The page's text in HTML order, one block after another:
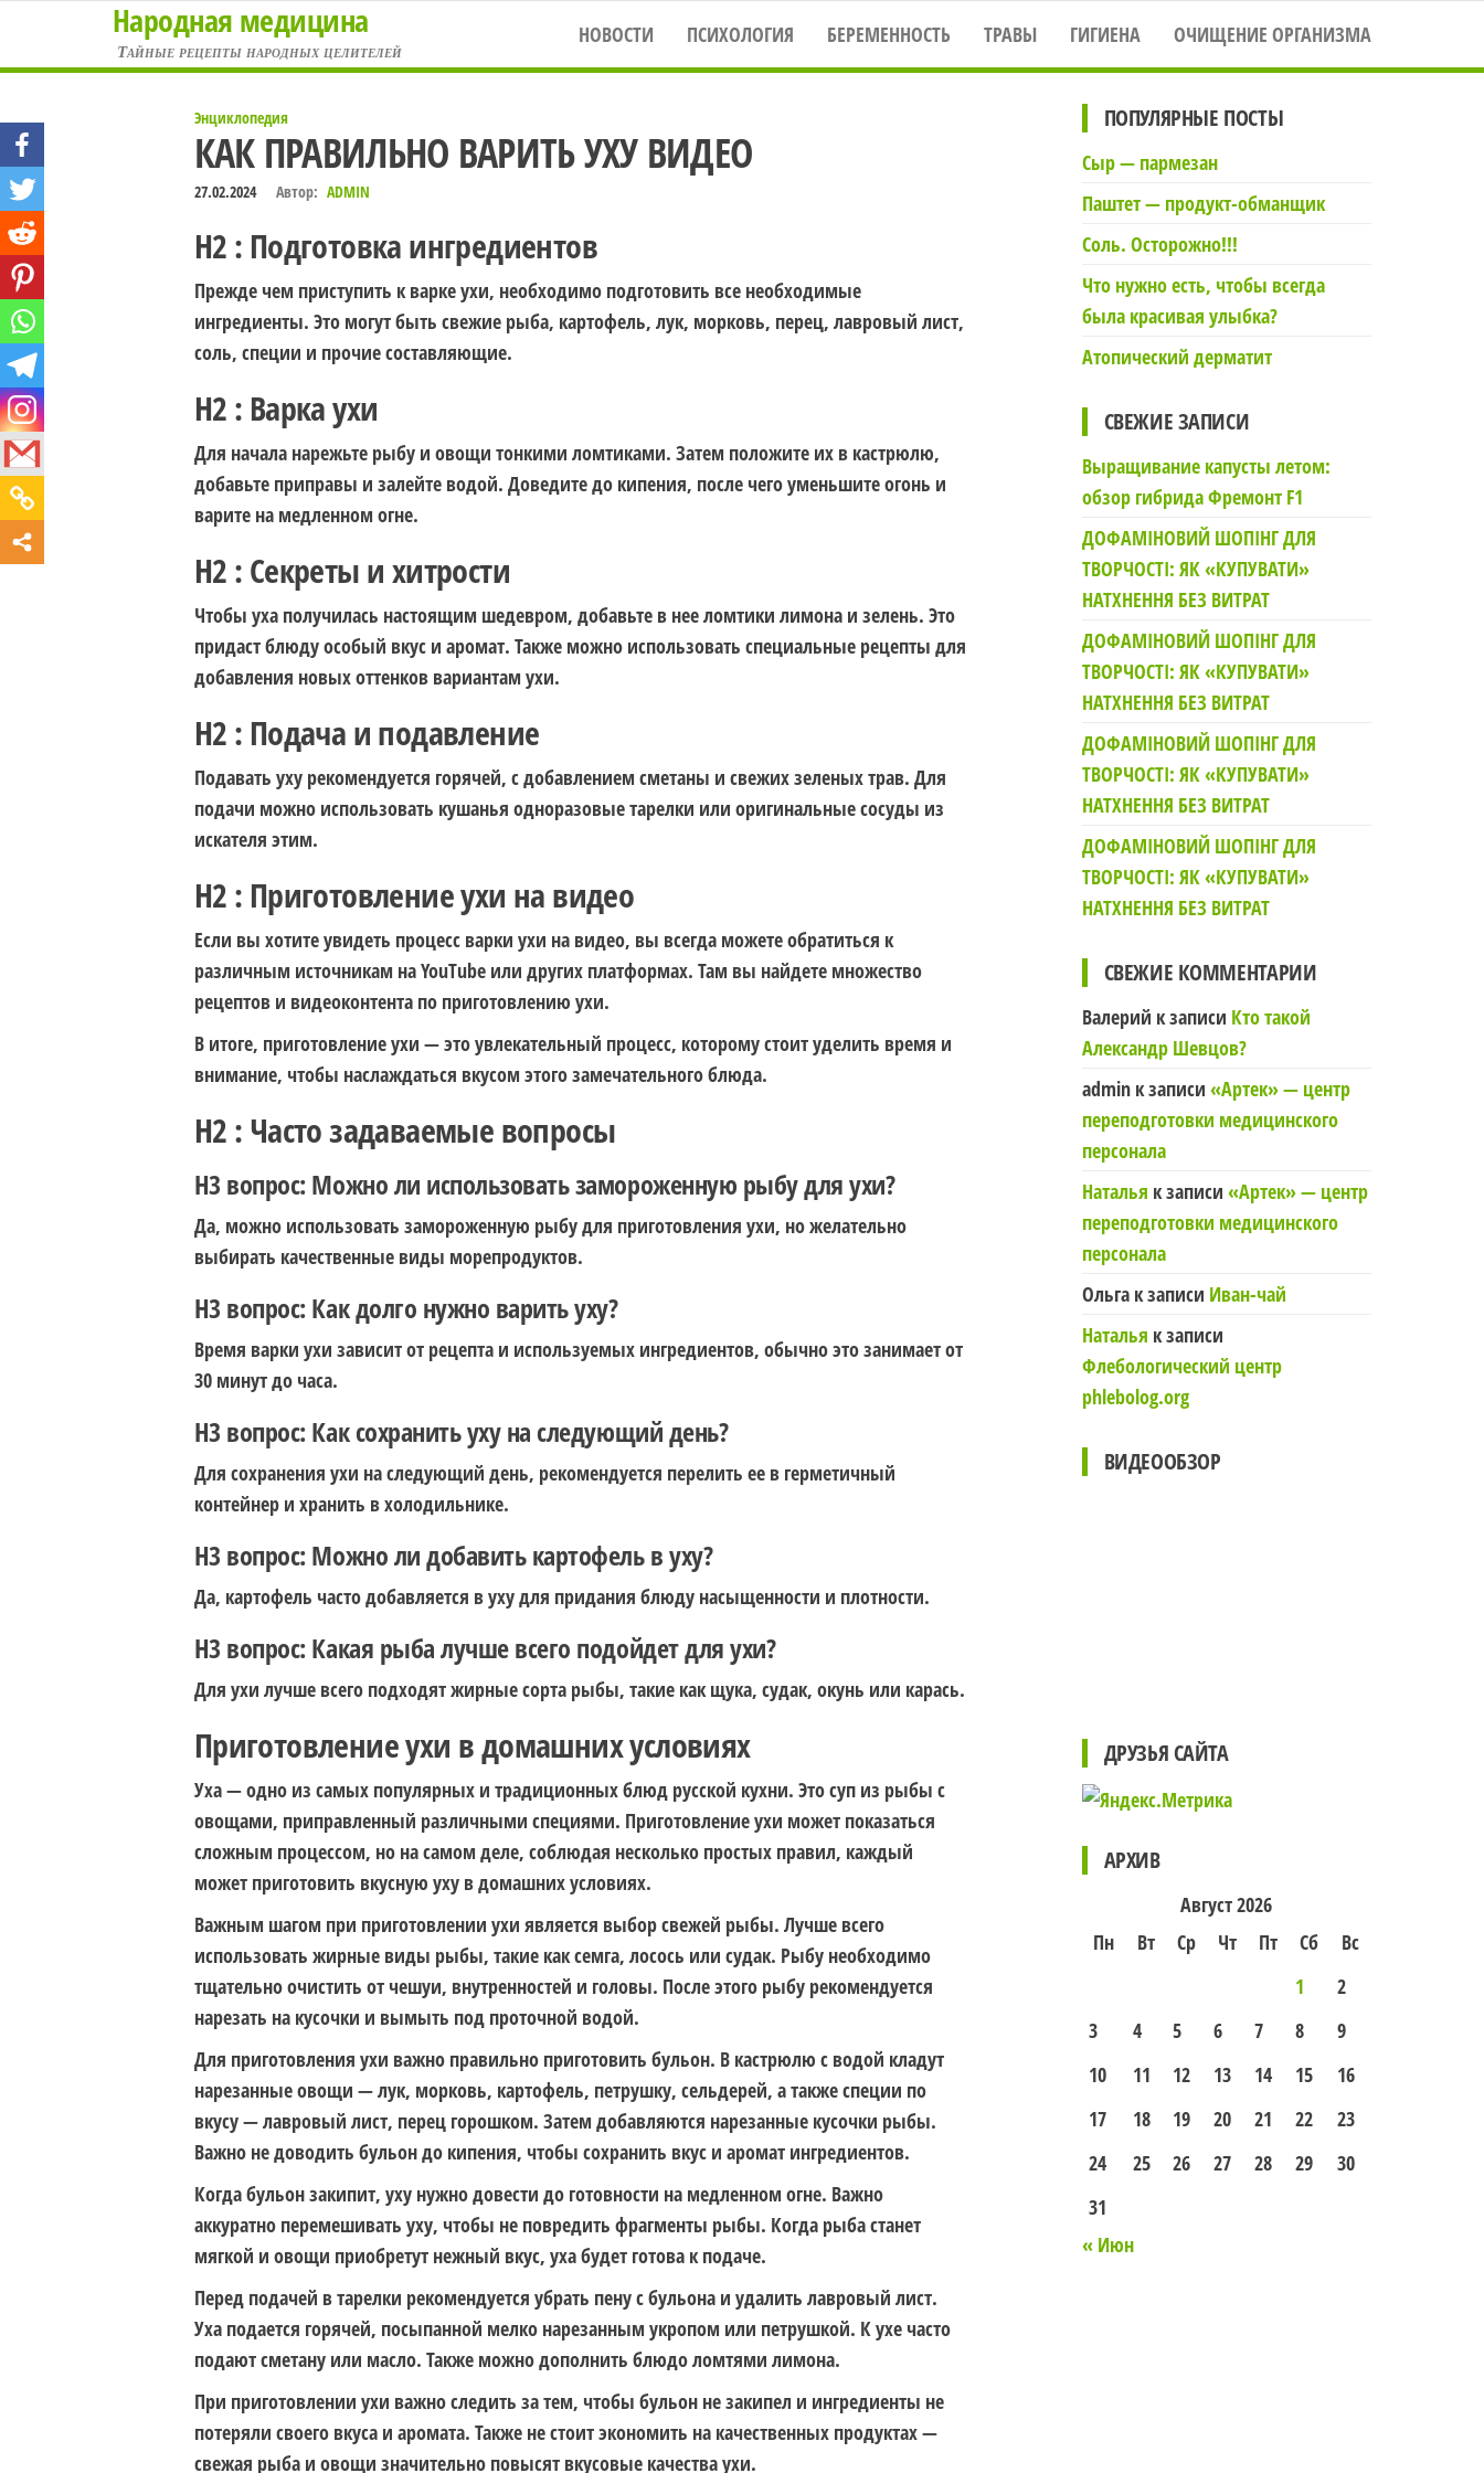
содержимому
Народная медицина
Тайные рецепты народных целителей
НОВОСТИ ПСИХОЛОГИЯ БЕРЕМЕННОСТЬ ТРАВЫ ГИГИЕНА ОЧИЩЕНИЕ ОРГАНИЗМА
Энциклопедия
КАК ПРАВИЛЬНО ВАРИТЬ УХУ ВИДЕО
27.02.2024 Автор: ADMIN
H2 : Подготовка ингредиентов
Прежде чем приступить к варке ухи, необходимо подготовить все необходимые
ингредиенты. Это могут быть свежие рыба, картофель, лук, морковь, перец, лавровый лист,
соль, специи и прочие составляющие.
H2 : Варка ухи
Для начала нарежьте рыбу и овощи тонкими ломтиками. Затем положите их в кастрюлю,
добавьте приправы и залейте водой. Доведите до кипения, после чего уменьшите огонь и
варите на медленном огне.
H2 : Секреты и хитрости
Чтобы уха получилась настоящим шедевром, добавьте в нее ломтики лимона и зелень. Это
придаст блюду особый вкус и аромат. Также можно использовать специальные рецепты для
добавления новых оттенков вариантам ухи.
H2 : Подача и подавление
Подавать уху рекомендуется горячей, с добавлением сметаны и свежих зеленых трав. Для
подачи можно использовать кушанья одноразовые тарелки или оригинальные сосуды из
искателя этим.
H2 : Приготовление ухи на видео
Если вы хотите увидеть процесс варки ухи на видео, вы всегда можете обратиться к
различным источникам на YouTube или других платформах. Там вы найдете множество
рецептов и видеоконтента по приготовлению ухи.
В итоге, приготовление ухи — это увлекательный процесс, которому стоит уделить время и
внимание, чтобы наслаждаться вкусом этого замечательного блюда.
H2 : Часто задаваемые вопросы
H3 вопрос: Можно ли использовать замороженную рыбу для ухи?
Да, можно использовать замороженную рыбу для приготовления ухи, но желательно
выбирать качественные виды морепродуктов.
H3 вопрос: Как долго нужно варить уху?
Время варки ухи зависит от рецепта и используемых ингредиентов, обычно это занимает от
30 минут до часа.
H3 вопрос: Как сохранить уху на следующий день?
Для сохранения ухи на следующий день, рекомендуется перелить ее в герметичный
контейнер и хранить в холодильнике.
H3 вопрос: Можно ли добавить картофель в уху?
Да, картофель часто добавляется в уху для придания блюду насыщенности и плотности.
H3 вопрос: Какая рыба лучше всего подойдет для ухи?
Для ухи лучше всего подходят жирные сорта рыбы, такие как щука, судак, окунь или карась.
Приготовление ухи в домашних условиях
Уха — одно из самых популярных и традиционных блюд русской кухни. Это суп из рыбы с
овощами, приправленный различными специями. Приготовление ухи может показаться
сложным процессом, но на самом деле, соблюдая несколько простых правил, каждый
может приготовить вкусную уху в домашних условиях.
Важным шагом при приготовлении ухи является выбор свежей рыбы. Лучше всего
использовать жирные виды рыбы, такие как семга, лосось или судак. Рыбу необходимо
тщательно очистить от чешуи, внутренностей и головы. После этого рыбу рекомендуется
нарезать на кусочки и вымыть под проточной водой.
Для приготовления ухи важно правильно приготовить бульон. В кастрюлю с водой кладут
нарезанные овощи — лук, морковь, картофель, петрушку, сельдерей, а также специи по
вкусу — лавровый лист, перец горошком. Затем добавляются нарезанные кусочки рыбы.
Важно не доводить бульон до кипения, чтобы сохранить вкус и аромат ингредиентов.
Когда бульон закипит, уху нужно довести до готовности на медленном огне. Важно
аккуратно перемешивать уху, чтобы не повредить фрагменты рыбы. Когда рыба станет
мягкой и овощи приобретут нежный вкус, уха будет готова к подаче.
Перед подачей в тарелки рекомендуется убрать пену с бульона и удалить лавровый лист.
Уха подается горячей, посыпанной мелко нарезанным укропом или петрушкой. К ухе часто
подают сметану или масло. Также можно дополнить блюдо ломтями лимона.
При приготовлении ухи важно следить за тем, чтобы бульон не закипел и ингредиенты не
потеряли своего вкуса и аромата. Также не стоит экономить на качественных продуктах —
свежая рыба и овощи значительно повысят вкусовые качества ухи.
ПОПУЛЯРНЫЕ ПОСТЫ
Сыр — пармезан
Паштет — продукт-обманщик
Соль. Осторожно!!!
Что нужно есть, чтобы всегда
была красивая улыбка?
Атопический дерматит
СВЕЖИЕ ЗАПИСИ
Выращивание капусты летом:
обзор гибрида Фремонт F1
ДОФАМІНОВИЙ ШОПІНГ ДЛЯ
ТВОРЧОСТІ: ЯК «КУПУВАТИ»
НАТХНЕННЯ БЕЗ ВИТРАТ
ДОФАМІНОВИЙ ШОПІНГ ДЛЯ
ТВОРЧОСТІ: ЯК «КУПУВАТИ»
НАТХНЕННЯ БЕЗ ВИТРАТ
ДОФАМІНОВИЙ ШОПІНГ ДЛЯ
ТВОРЧОСТІ: ЯК «КУПУВАТИ»
НАТХНЕННЯ БЕЗ ВИТРАТ
ДОФАМІНОВИЙ ШОПІНГ ДЛЯ
ТВОРЧОСТІ: ЯК «КУПУВАТИ»
НАТХНЕННЯ БЕЗ ВИТРАТ
СВЕЖИЕ КОММЕНТАРИИ
Валерий к записи Кто такой
Александр Шевцов?
adminк записи «Артек» — центр
переподготовки медицинского
персонала
Наталья к записи «Артек» — центр
переподготовки медицинского
персонала
Ольгак записи Иван-чай
Наталья к записи
Флебологический центр
phlebolog.org
ВИДЕООБЗОР
ДРУЗЬЯ САЙТА
АРХИВ
Август 2026
Пн
Вт Ср Чт Пт Сб
Вс
1
2
3
4 5 6 7 8
9
10
11 12 13 14 15
16
17
18 19 20 21 22
23
24
25 26 27 28 29
30
31
« Июн